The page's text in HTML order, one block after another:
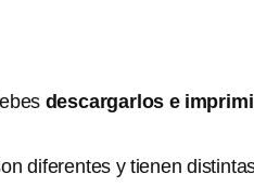
descargarlos e
diferentes y tienen